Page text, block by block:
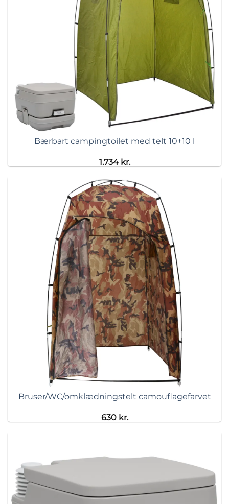
Bærbart campingtoilet med telt 10+10 l
1.734 kr.
Bruser/WC/omklædningstelt camouflagefarvet
630 kr.